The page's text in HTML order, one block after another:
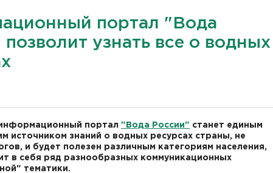
портал "Вода
позволит узнать все о водных
портал "Вода России" станет единым
источником знаний о водных ресурсах страны, не
и будет полезен различным категориям населения,
в себя ряд разнообразных коммуникационных
тематики.